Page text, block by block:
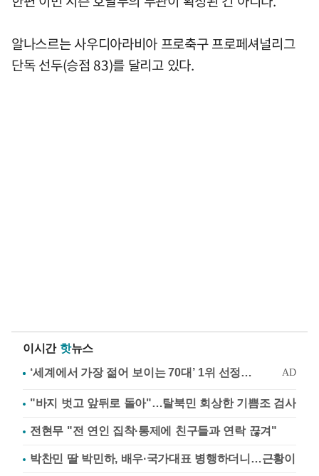
알나스르는 사우디아라비아 프로축구 프로페셔널리그
단독 선두(승점 83)를 달리고 있다.
이시간 핫뉴스
"바지 벗고 앞뒤로 돌아"…탈북민 회상한 기쁨조 검사
전현무 "전 연인 집착·통제에 친구들과 연락 끊겨"
박찬민 딸 박민하, 배우·국가대표 병행하더니…근황이